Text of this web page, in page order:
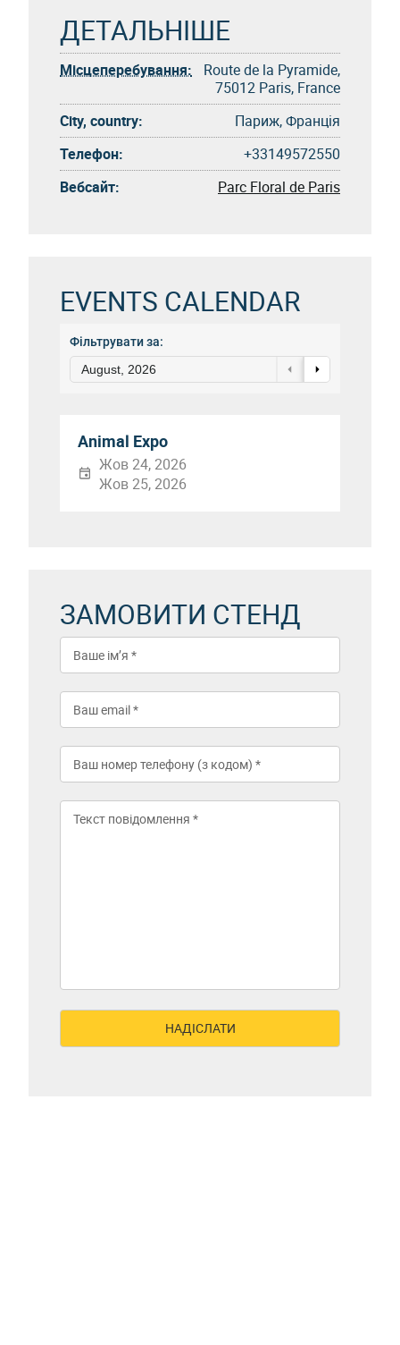
ДЕТАЛЬНІШЕ
Місцеперебування:
Route de la Pyramide,
75012 Paris, France
City, country:
Париж, Франція
Телефон:
+33149572550
Вебсайт:
Parc Floral de Paris
EVENTS CALENDAR
Фільтрувати за:
August, 2026
Animal Expo
Жов 24, 2026
Жов 25, 2026
ЗАМОВИТИ СТЕНД